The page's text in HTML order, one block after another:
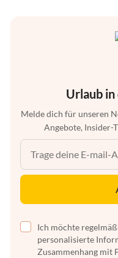
Urlaub
Melde dich für unseren
Angebote, Insider-
Ich möchte
personalisierte
Zusammenhang mit